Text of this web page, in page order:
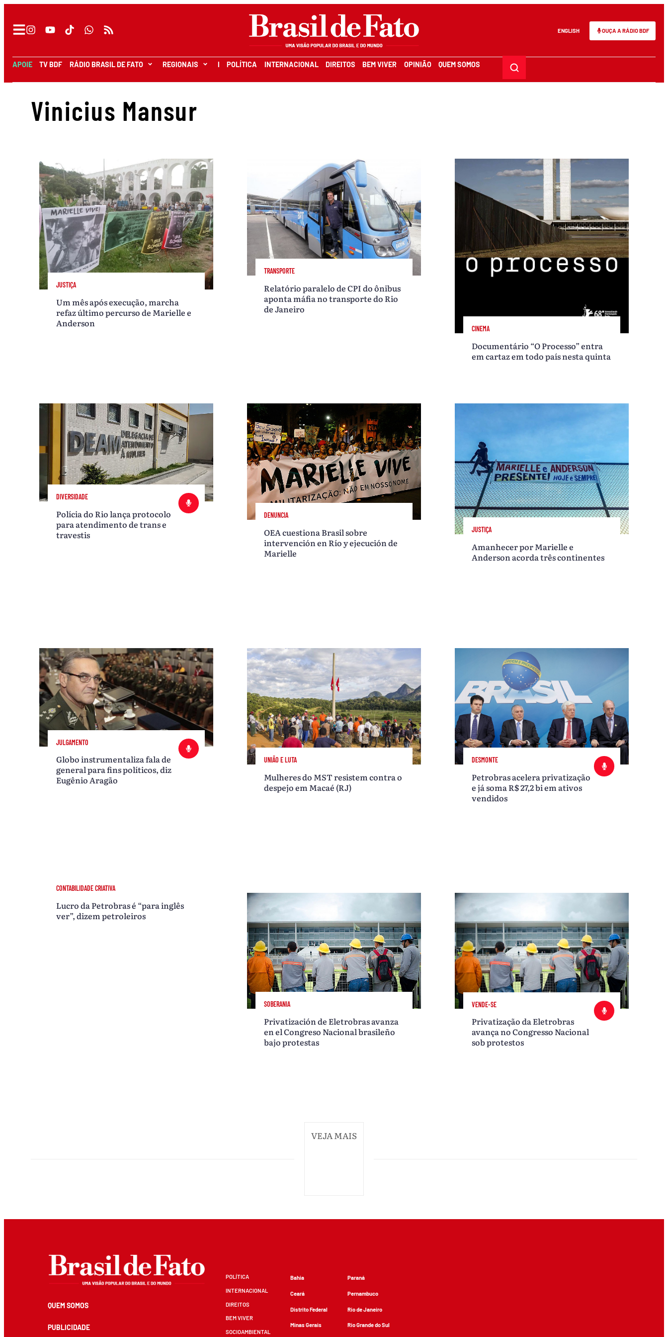
ENGLISH OUÇA A RÁDIO BDF
APOIE TV BDF RÁDIO BRASIL DE FATO REGIONAIS I POLÍTICA INTERNACIONAL DIREITOS BEM VIVER OPINIÃO QUEM SOMOS
Vinicius Mansur
JUSTIÇA
Um mês após execução, marcha
refaz último percurso de Marielle e
Anderson
TRANSPORTE
Relatório paralelo de CPI do ônibus
aponta máfia no transporte do Rio
de Janeiro
CINEMA
Documentário “O Processo” entra
em cartaz em todo país nesta quinta
DIVERSIDADE
Polícia do Rio lança protocolo
para atendimento de trans e
travestis
DENUNCIA
OEA cuestiona Brasil sobre
intervención en Río y ejecución de
Marielle
JUSTIÇA
Amanhecer por Marielle e
Anderson acorda três continentes
JULGAMENTO
Globo instrumentaliza fala de
general para fins políticos, diz
Eugênio Aragão
UNIÃO E LUTA
Mulheres do MST resistem contra o
despejo em Macaé (RJ)
DESMONTE
Petrobras acelera privatização
e já soma R$ 27,2 bi em ativos
vendidos
CONTABILIDADE CRIATIVA
Lucro da Petrobras é “para inglês
ver”, dizem petroleiros
SOBERANIA
Privatización de Eletrobras avanza
en el Congreso Nacional brasileño
bajo protestas
VENDE-SE
Privatização da Eletrobras
avança no Congresso Nacional
sob protestos
VEJA MAIS
QUEM SOMOS
PUBLICIDADE
POLÍTICA
INTERNACIONAL
DIREITOS
BEM VIVER
SOCIOAMBIENTAL
Bahia
Ceará
Distrito Federal
Minas Gerais
Paraná
Pernambuco
Rio de Janeiro
Rio Grande do Sul